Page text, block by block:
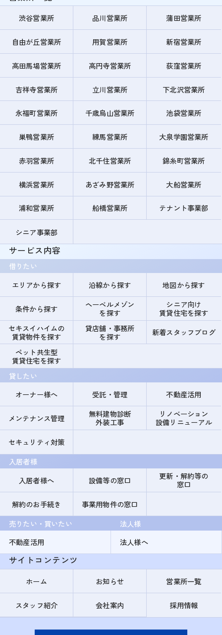
渋谷営業所 品川営業所 蒲田営業所
自由が丘営業所 用賀営業所 新宿営業所
高田馬場営業所 高円寺営業所 荻窪営業所
吉祥寺営業所 立川営業所 下北沢営業所
永福町営業所 千歳烏山営業所 池袋営業所
巣鴨営業所 練馬営業所 大泉学園営業所
赤羽営業所 北千住営業所 錦糸町営業所
横浜営業所 あざみ野営業所 大船営業所
浦和営業所 船橋営業所 テナント事業部
シニア事業部
サービス内容
借りたい
エリアから探す
沿線から探す 地図から探す
条件から探す
ヘーベルメゾン
を探す
シニア向け
賃貸住宅を探す
セキスイハイムの
賃貸物件を探す
貸店舗・事務所
を探す
新着スタッフブログ
ペット共生型
賃貸住宅を探す
貸したい
オーナー様へ
受託・管理 不動産活用
メンテナンス管理
無料建物診断
外装工事
リノベーション
設備リニューアル
セキュリティ対策
入居者様
入居者様へ
設備等の窓口
更新・解約等の
窓口
解約のお手続き
事業用物件の窓口
売りたい・買いたい
不動産活用
法人様
法人様へ
サイトコンテンツ
ホーム お知らせ 営業所一覧
スタッフ紹介 会社案内 採用情報